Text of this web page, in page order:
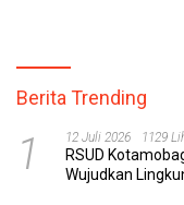
Berita Trending
1 12 Juli 2026 1129
RSUD
Wujudkan